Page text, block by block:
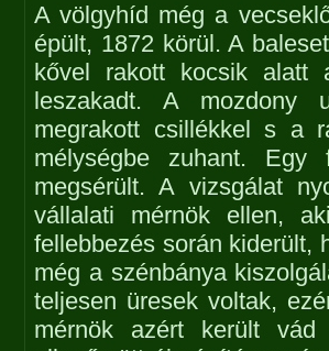
A völgyhíd még a
épült, 1872 körül. A
kővel rakott kocsik alatt
leszakadt. A mozdony
megrakott csillékkel s a
mélységbe zuhant. Egy
megsérült. A vizsgálat
vállalati mérnök ellen,
fellebbezés során kiderült,
még a szénbánya
teljesen üresek voltak,
mérnök azért került